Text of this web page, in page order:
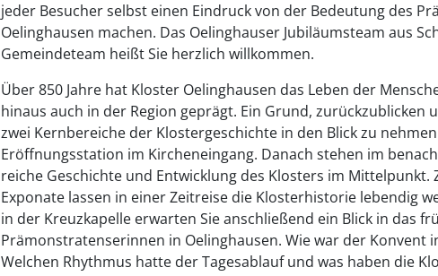
jeder Besucher selbst einen Eindruck von der Bedeutung des
Oelinghausen machen. Das Oelinghauser Jubiläumsteam aus
Gemeindeteam heißt Sie herzlich willkommen.
Über 850 Jahre hat Kloster Oelinghausen das Leben der
hinaus auch in der Region geprägt. Ein Grund, zurückzublicken
zwei Kernbereiche der Klostergeschichte in den Blick zu
Eröffnungsstation im Kircheneingang. Danach stehen im
reiche Geschichte und Entwicklung des Klosters im
Exponate lassen in einer Zeitreise die Klosterhistorie lebendig
in der Kreuzkapelle erwarten Sie anschließend ein Blick in das
Prämonstratenserinnen in Oelinghausen. Wie war der Konvent
Welchen Rhythmus hatte der Tagesablauf und was haben die